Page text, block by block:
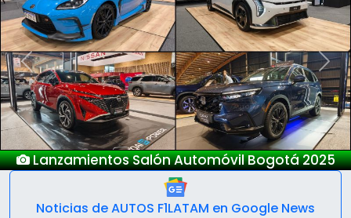
Nuevo Deepal S05
Previous Next
Noticias de AUTOS F1LATAM en Google News